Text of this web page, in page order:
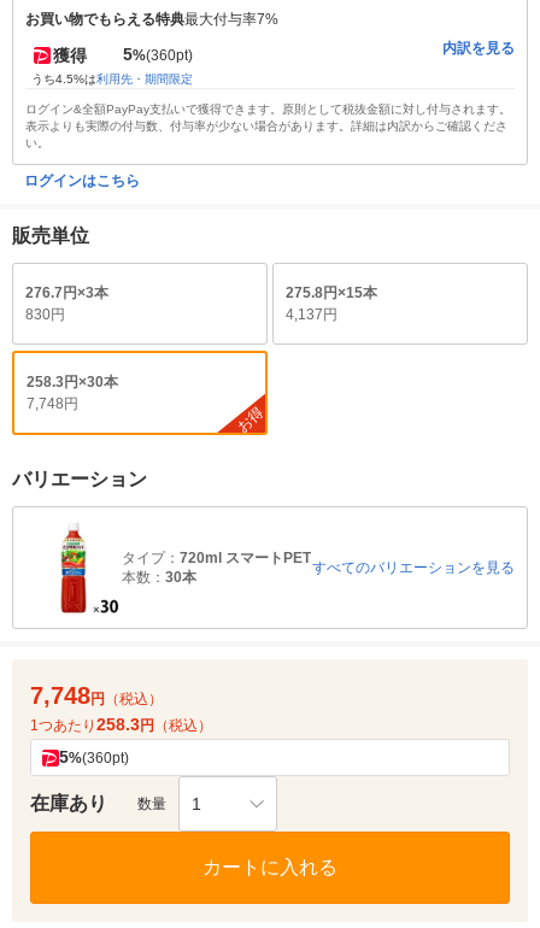
お買い物でもらえる特典最大付与率7%
獲得 5%(360pt)
うち4.5%は利用先・期間限定
内訳を見る
ログイン&全額PayPay支払いで獲得できます。原則として税抜金額に対し付与されます。
表示よりも実際の付与数、付与率が少ない場合があります。詳細は内訳からご確認くださ
い。
ログインはこちら
販売単位
276.7円×3本
830円
275.8円×15本
4,137円
258.3円×30本
7,748円
お得
バリエーション
タイプ： 720ml スマートPET
本数： 30本
すべてのバリエーションを見る
7,748円
（税込）
1つあたり 258.3円 （税込）
5%(360pt)
在庫あり 数量 1
カートに入れる